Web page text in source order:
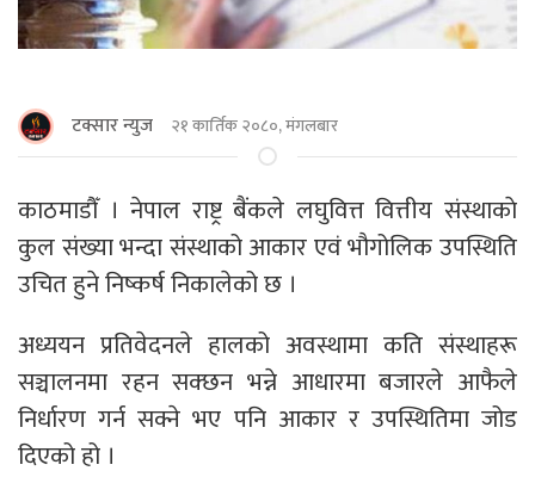
टक्सार न्युज २१ कार्तिक २०८०, मंगलबार
काठमाडौँ । नेपाल राष्ट्र बैंकले लघुवित्त वित्तीय संस्थाकाे
कुल संख्या भन्दा संस्थाको आकार एवं भौगोलिक उपस्थिति
उचित हुने निष्कर्ष निकालेको छ ।
अध्ययन प्रतिवेदनले हालको अवस्थामा कति संस्थाहरू
सञ्चालनमा रहन सक्छन भन्ने आधारमा बजारले आफैले
निर्धारण गर्न सक्ने भए पनि आकार र उपस्थितिमा जोड
दिएको हो ।